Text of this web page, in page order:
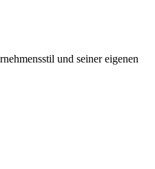
und seiner eigenen